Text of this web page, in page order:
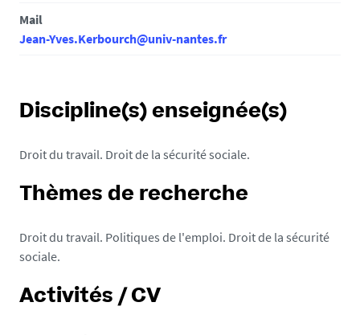
Mail
Jean-Yves.Kerbourch@univ-nantes.fr
Discipline(s) enseignée(s)
Droit du travail. Droit de la sécurité sociale.
Thèmes de recherche
Droit du travail. Politiques de l'emploi. Droit de la sécurité
sociale.
Activités / CV